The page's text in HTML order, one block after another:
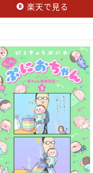
楽天で見る